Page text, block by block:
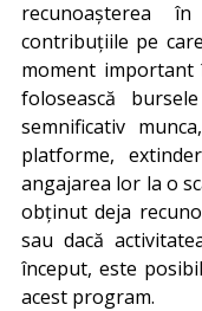
recunoașterea
contribuțiile pe
moment
folosească
semnificativ
platforme,
angajarea lor la o
obținut deja
sau dacă
început, este
acest program.